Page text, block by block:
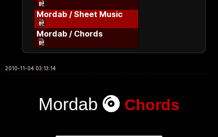
Mordab / Sheet Music
Mordab / Chords
2010-11-04 03:13:14
Mordab Chords